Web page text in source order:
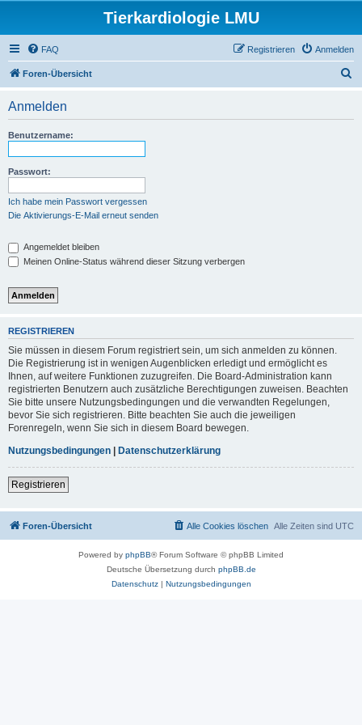
Tierkardiologie LMU
FAQ Anmelden
Registrieren
Foren-Übersicht
Anmelden
Benutzername:
Passwort:
Ich habe mein Passwort vergessen
Die Aktivierungs-E-Mail erneut senden
Angemeldet bleiben
Meinen Online-Status während dieser Sitzung verbergen
REGISTRIEREN
Sie müssen in diesem Forum registriert sein, um sich anmelden zu können.
Die Registrierung ist in wenigen Augenblicken erledigt und ermöglicht es
Ihnen, auf weitere Funktionen zuzugreifen. Die Board-Administration kann
registrierten Benutzern auch zusätzliche Berechtigungen zuweisen. Beachten
Sie bitte unsere Nutzungsbedingungen und die verwandten Regelungen,
bevor Sie sich registrieren. Bitte beachten Sie auch die jeweiligen
Forenregeln, wenn Sie sich in diesem Board bewegen.
Nutzungsbedingungen | Datenschutzerklärung
Registrieren
Foren-Übersicht Alle Zeiten sind UTC
Alle Cookies löschen
Powered by phpBB® Forum Software © phpBB Limited
Deutsche Übersetzung durch phpBB.de
Datenschutz| Nutzungsbedingungen